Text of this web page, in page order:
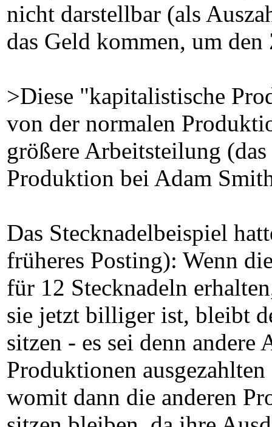
nicht darstellbar (als
das Geld kommen, um den
>Diese "kapitalistische
von der normalen
größere Arbeitsteilung
Produktion bei Adam
Das Stecknadelbeispiel
früheres Posting): Wenn
für 12 Stecknadeln
sie jetzt billiger ist, bleibt
sitzen - es sei denn andere
Produktionen
womit dann die anderen